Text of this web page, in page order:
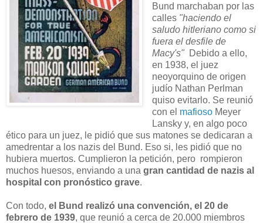
Bund marchaban por las
calles "haciendo el
saludo hitleriano como si
fuera el desfile de
Macy's"Debido a ello,
en 1938, el juez
neoyorquino de origen
judío Nathan Perlman
quiso evitarlo. Se reunió
con el mafiosoMeyer
Lansky y, en algo poco
ético para un juez, le pidió que sus matones se dedicaran a
amedrentar a los nazis del Bund. Eso si, les pidió que no
hubiera muertos. Cumplieron la petición, pero rompieron
muchos huesos, enviando a una gran cantidad de nazis al
hospital con pronóstico grave.
Con todo, el Bund realizó una convención, el 20 de
febrero de 1939, que reunió a cerca de 20.000 miembros